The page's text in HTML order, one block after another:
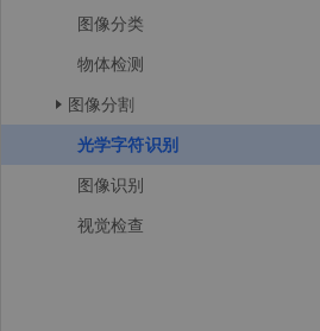
图像分类
物体检测
图像分割
光学字符识别
图像识别
视觉检查